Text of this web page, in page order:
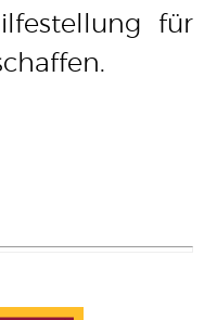
für